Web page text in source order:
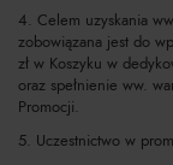
4. Celem uzyskania
zobowiązana jest do
zł w Koszyku w
oraz spełnienie ww.
Promocji.
5. Uczestnictwo w